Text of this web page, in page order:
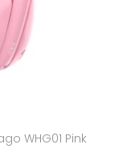
WHG01 Pink